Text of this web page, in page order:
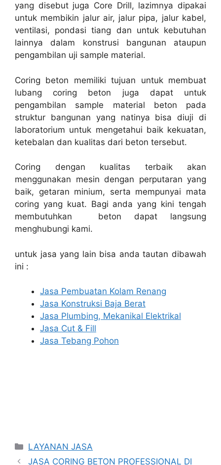
yang disebut juga Core Drill, lazimnya dipakai
untuk membikin jalur air, jalur pipa, jalur kabel,
ventilasi, pondasi tiang dan untuk kebutuhan
lainnya dalam konstrusi bangunan ataupun
pengambilan uji sample material.
Coring beton memiliki tujuan untuk membuat
lubang coring beton juga dapat untuk
pengambilan sample material beton pada
struktur bangunan yang natinya bisa diuji di
laboratorium untuk mengetahui baik kekuatan,
ketebalan dan kualitas dari beton tersebut.
Coring dengan kualitas terbaik akan
menggunakan mesin dengan perputaran yang
baik, getaran minium, serta mempunyai mata
coring yang kuat. Bagi anda yang kini tengah
membutuhkan beton dapat langsung
menghubungi kami.
untuk jasa yang lain bisa anda tautan dibawah
ini :
Jasa Pembuatan Kolam Renang
Jasa Konstruksi Baja Berat
Jasa Plumbing, Mekanikal Elektrikal
Jasa Cut & Fill
Jasa Tebang Pohon
Categories
LAYANAN JASA
JASA CORING BETON PROFESSIONAL DI